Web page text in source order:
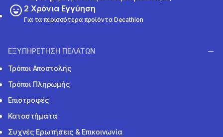
2 Χρόνια Εγγύηση
Για τα περισσότερα προϊόντα Decathlon
ΕΞΥΠΗΡΕΤΗΣΗ ΠΕΛΑΤΩΝ
Τρόποι Αποστολής
Τρόποι Πληρωμής
Επιστροφές
Καταστήματα
Συχνές Ερωτήσεις & Επικοινωνία